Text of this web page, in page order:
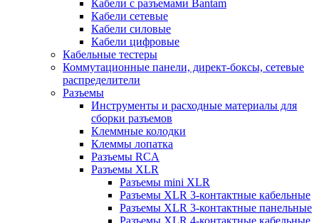
Кабели с разъемами Bantam
Кабели сетевые
Кабели силовые
Кабели цифровые
Кабельные тестеры
Коммутационные панели, директ-боксы, сетевые
распределители
Разъемы
Инструменты и расходные материалы для
сборки разъемов
Клеммные колодки
Клеммы лопатка
Разъемы RCA
Разъемы XLR
Разъемы mini XLR
Разъемы XLR 3-контактные кабельные
Разъемы XLR 3-контактные панельные
Разъемы XLR 4-контактные кабельные